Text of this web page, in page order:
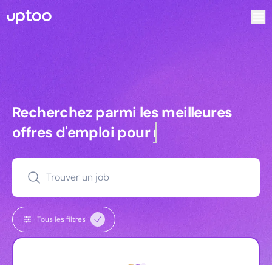
Recherchez parmi les meilleures
Recherchez parmi les meilleures
offres d'emploi pourcommerciaux
Trouver un job
Tous les filtres